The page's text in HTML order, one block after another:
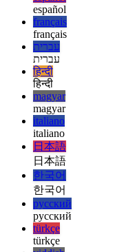
english
english
esperanto
esperanto
español
español
français
français
עברית
עברית
हिन्दी
हिन्दी
magyar
magyar
italiano
italiano
日本語
日本語
한국어
한국어